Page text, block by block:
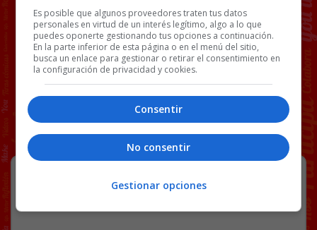
Es posible que algunos proveedores traten tus datos
personales en virtud de un interés legítimo, algo a lo que
puedes oponerte gestionando tus opciones a continuación.
En la parte inferior de esta página o en el menú del sitio,
busca un enlace para gestionar o retirar el consentimiento en
la configuración de privacidad y cookies.
Consentir
No consentir
Gestionar opciones